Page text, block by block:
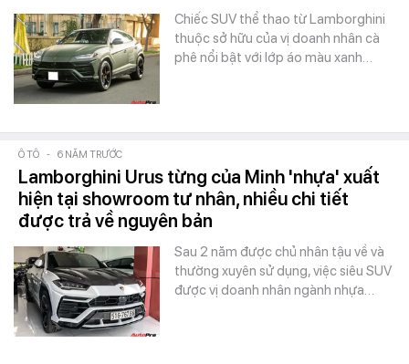
Chiếc SUV thể thao từ Lamborghini
thuộc sở hữu của vị doanh nhân cà
phê nổi bật với lớp áo màu xanh…
Ô TÔ - 6 NĂM TRƯỚC
Lamborghini Urus từng của Minh 'nhựa' xuất
hiện tại showroom tư nhân, nhiều chi tiết
được trả về nguyên bản
Sau 2 năm được chủ nhân tậu về và
thường xuyên sử dụng, việc siêu SUV
được vị doanh nhân ngành nhựa…